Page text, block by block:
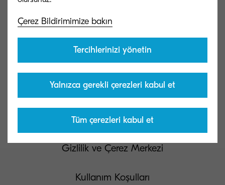
Gizlilik ve Çerez Merkezi
Kullanım Koşulları
Çerez Bildirimimize bakın
Tercihlerinizi yönetin
Yalnızca gerekli çerezleri kabul et
Tüm çerezleri kabul et